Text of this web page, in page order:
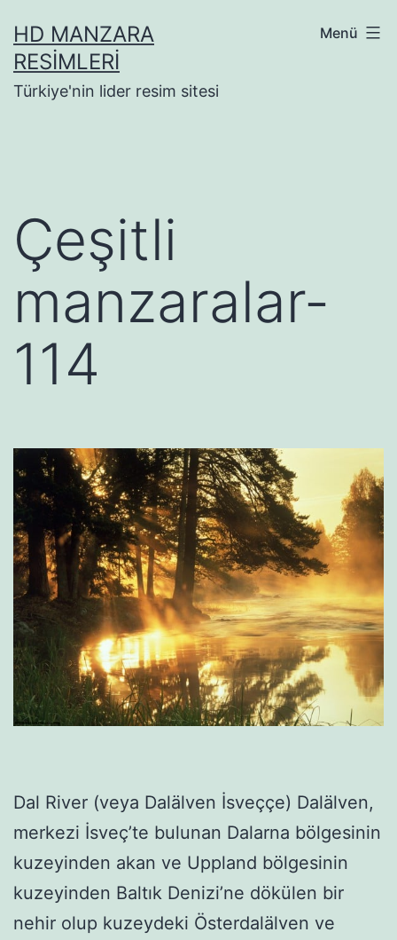
geçHD MANZARA
RESIMLERI
Türkiye'nin lider resim sitesi
Menü
Çeşitli
manzaralar-
114
Dal River (veya Dalälven İsveççe) Dalälven,
merkezi İsveç’te bulunan Dalarna bölgesinin
kuzeyinden akan ve Uppland bölgesinin
kuzeyinden Baltık Denizi’ne dökülen bir
nehir olup kuzeydeki Österdalälven ve